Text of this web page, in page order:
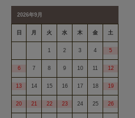
2026年9月
日 月 火 水 木 金 土
1 2 3 4 5
6 7 8 9 10 11 12
13 14 15 16 17 18 19
20 21 22 23 24 25 26